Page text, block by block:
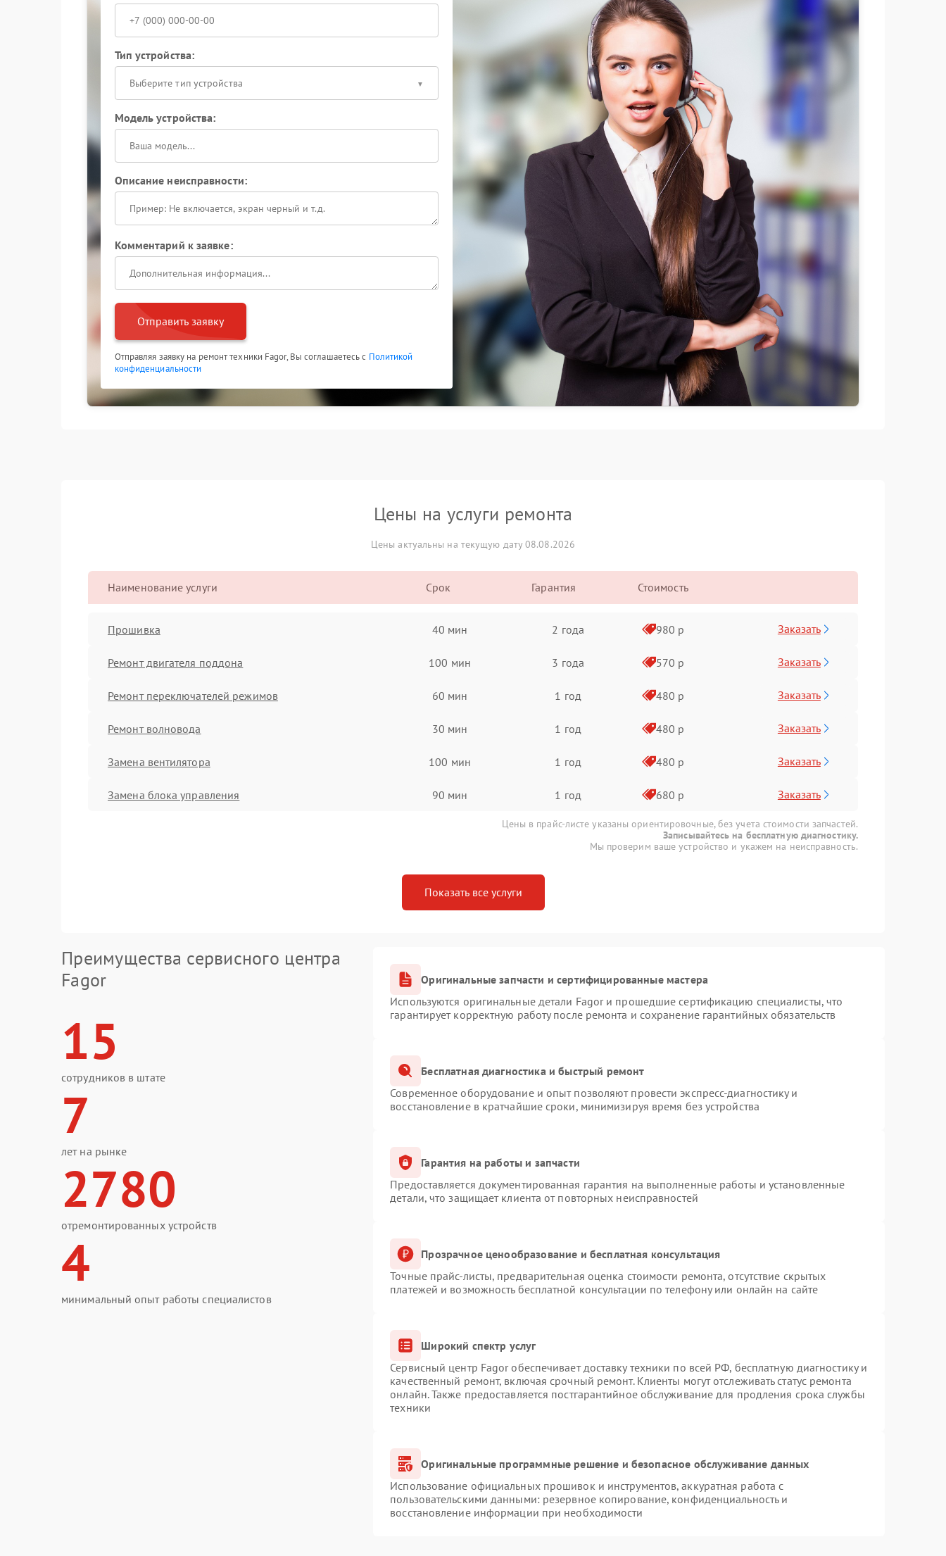
Тип устройства:
Выберите тип устройства
Модель устройства:
Описание неисправности:
Комментарий к заявке:
Отправить заявку
Отправляя заявку на ремонт техники Fagor, Вы соглашаетесь с Политикой
конфиденциальности
Цены на услуги ремонта
Цены актуальны на текущую дату 08.08.2026
Наименование услуги Срок Гарантия Стоимость
Прошивка 40 мин 2 года 980 р Заказать
Ремонт двигателя поддона 100 мин 3 года 570 р Заказать
Ремонт переключателей режимов 60 мин 1 год 480 р Заказать
Ремонт волновода 30 мин 1 год 480 р Заказать
Замена вентилятора 100 мин 1 год 480 р Заказать
Замена блока управления 90 мин 1 год 680 р Заказать
Цены в прайс-листе указаны ориентировочные, без учета стоимости запчастей.
Записывайтесь на бесплатную диагностику.
Мы проверим ваше устройство и укажем на неисправность.
Показать все услуги
Преимущества сервисного центра
Fagor
15
сотрудников в штате
7
лет на рынке
2780
отремонтированных устройств
4
минимальный опыт работы специалистов
Оригинальные запчасти и сертифицированные мастера
Используются оригинальные детали Fagor и прошедшие сертификацию специалисты, что
гарантирует корректную работу после ремонта и сохранение гарантийных обязательств
Бесплатная диагностика и быстрый ремонт
Современное оборудование и опыт позволяют провести экспресс-диагностику и
восстановление в кратчайшие сроки, минимизируя время без устройства
Гарантия на работы и запчасти
Предоставляется документированная гарантия на выполненные работы и установленные
детали, что защищает клиента от повторных неисправностей
Прозрачное ценообразование и бесплатная консультация
Точные прайс-листы, предварительная оценка стоимости ремонта, отсутствие скрытых
платежей и возможность бесплатной консультации по телефону или онлайн на сайте
Широкий спектр услуг
Сервисный центр Fagor обеспечивает доставку техники по всей РФ, бесплатную диагностику и
качественный ремонт, включая срочный ремонт. Клиенты могут отслеживать статус ремонта
онлайн. Также предоставляется постгарантийное обслуживание для продления срока службы
техники
Оригинальные программные решение и безопасное обслуживание данных
Использование официальных прошивок и инструментов, аккуратная работа с
пользовательскими данными: резервное копирование, конфиденциальность и
восстановление информации при необходимости